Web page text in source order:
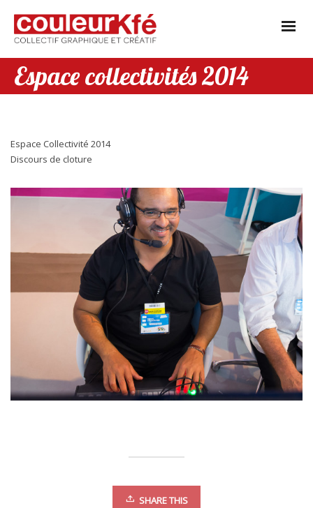
Espace collectivités 2014
Espace Collectivité 2014
Discours de cloture
SHARE THIS